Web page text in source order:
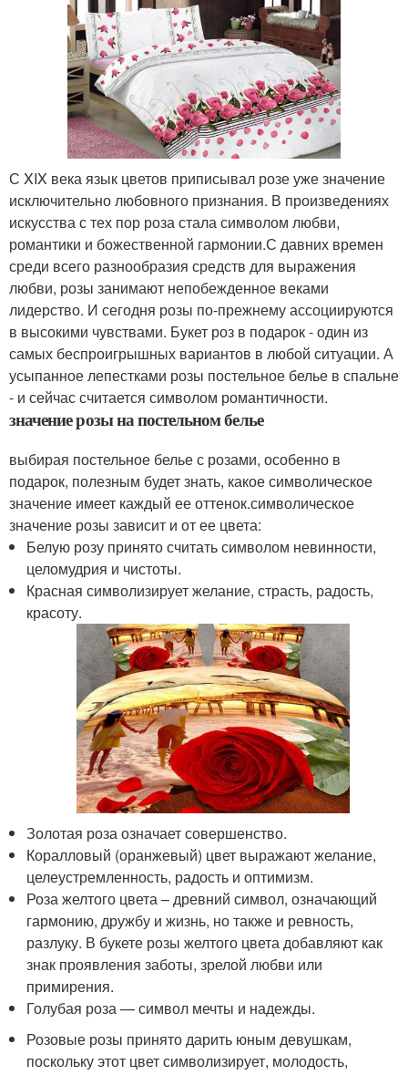
С XIX века язык цветов приписывал розе уже значение
исключительно любовного признания. В произведениях
искусства с тех пор роза стала символом любви,
романтики и божественной гармонии.С давних времен
среди всего разнообразия средств для выражения
любви, розы занимают непобежденное веками
лидерство. И сегодня розы по-прежнему ассоциируются
в высокими чувствами. Букет роз в подарок - один из
самых беспроигрышных вариантов в любой ситуации. А
усыпанное лепестками розы постельное белье в спальне
- и сейчас считается символом романтичности.
значение розы на постельном белье
выбирая постельное белье с розами, особенно в
подарок, полезным будет знать, какое символическое
значение имеет каждый ее оттенок.символическое
значение розы зависит и от ее цвета:
Белую розу принято считать символом невинности,
целомудрия и чистоты.
Красная символизирует желание, страсть, радость,
красоту.
Золотая роза означает совершенство.
Коралловый (оранжевый) цвет выражают желание,
целеустремленность, радость и оптимизм.
Роза желтого цвета – древний символ, означающий
гармонию, дружбу и жизнь, но также и ревность,
разлуку. В букете розы желтого цвета добавляют как
знак проявления заботы, зрелой любви или
примирения.
Голубая роза — символ мечты и надежды.
Розовые розы принято дарить юным девушкам,
поскольку этот цвет символизирует, молодость,